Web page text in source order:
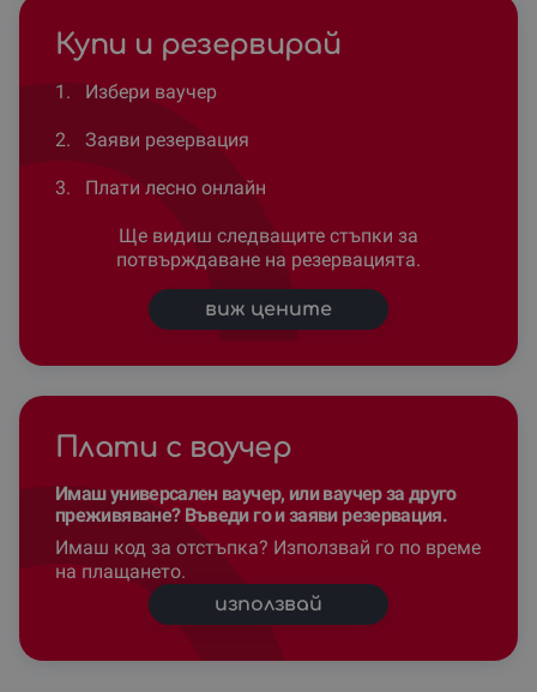
Купи и резервирай
1. Избери ваучер
2. Заяви резервация
3. Плати лесно онлайн
Ще видиш следващите стъпки за
потвърждаване на резервацията.
виж цените
Плати с ваучер
Имаш универсален ваучер, или ваучер за друго
преживяване? Въведи го и заяви резервация.
Имаш код за отстъпка? Използвай го по време
на плащането.
използвай